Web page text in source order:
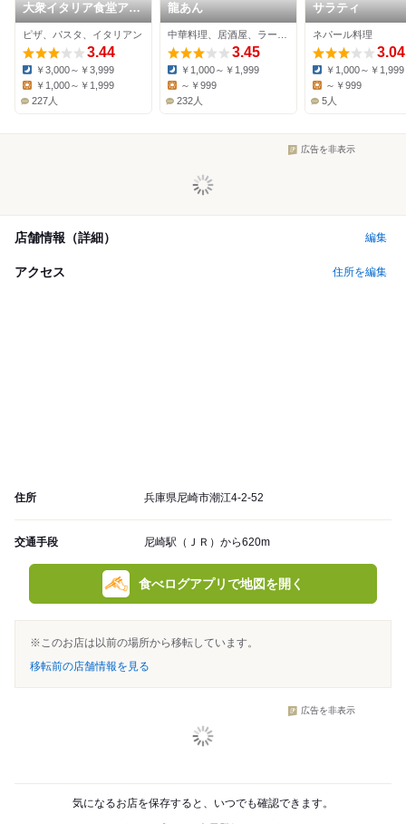
大衆イタリア食堂アレ
グロ つかしん店
ピザ、パスタ、イタリアン
3.44
Dinner:
￥3,000～￥3,999
￥1,000～￥1,999
227人
龍あん
3.45
Dinner:
￥1,000～￥1,999
～￥999
232人
サラティ
ネパール料理
3.04
Dinner:
￥1,000～￥1,999
Lunch:
～￥999
5人
広告を非表示
店舗情報（詳細） 編集
アクセス 住所を編集
住所 兵庫県尼崎市潮江4-2-52
交通手段 尼崎駅（ＪＲ）から620m
食べログアプリで地図を開く
※このお店は以前の場所から移転しています。
移転前の店舗情報を見る
広告を非表示
気になるお店を保存すると、いつでも確認できます。